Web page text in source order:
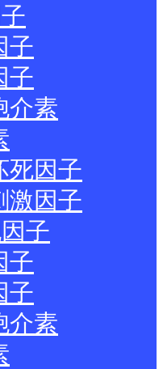
子
子
介素
死因子
激因子
子
子
子
介素